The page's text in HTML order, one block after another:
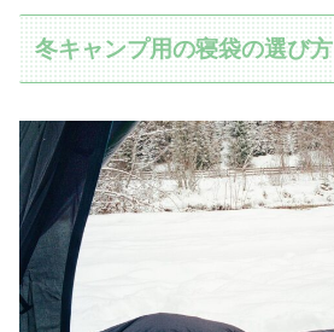
冬キャンプ用の寝袋の選び方